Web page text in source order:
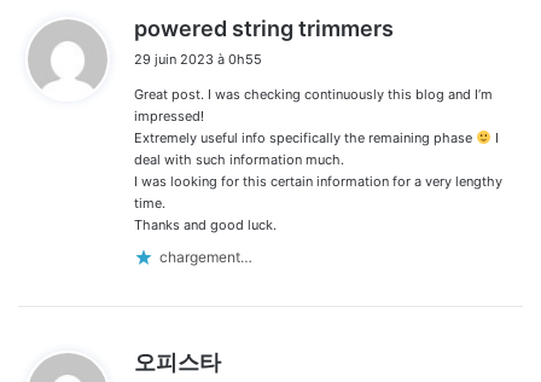
powered string trimmers
29 juin 2023 à 0h55
Great post. I was checking continuously this blog and I’m
impressed!
Extremely useful info specifically the remaining phase
I
deal with such information much.
I was looking for this certain information for a very lengthy
time.
Thanks and good luck.
chargement…
오피스타